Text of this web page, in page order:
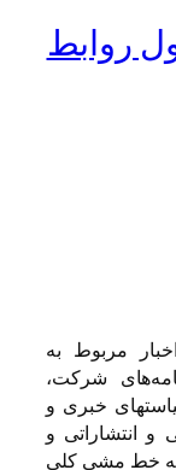
روابط
مربوط به
شرکت،
خبری و
و انتشاراتی و
به خط مشی کلی